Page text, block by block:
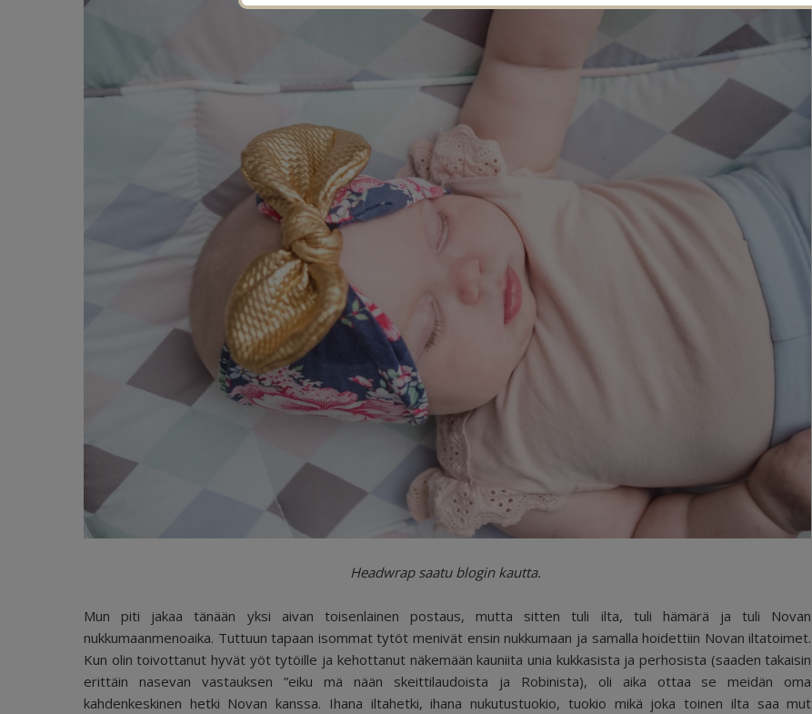
Headwrap saatu blogin kautta.
Mun piti jakaa tänään yksi aivan toisenlainen postaus, mutta sitten tuli ilta, tuli hämärä ja tuli Novan
nukkumaanmenoaika. Tuttuun tapaan isommat tytöt menivät ensin nukkumaan ja samalla hoidettiin Novan iltatoimet.
Kun olin toivottanut hyvät yöt tytöille ja kehottanut näkemään kauniita unia kukkasista ja perhosista (saaden takaisin
erittäin nasevan vastauksen ”eiku mä nään skeittilaudoista ja Robinista), oli aika ottaa se meidän oma
kahdenkeskinen hetki Novan kanssa. Ihana iltahetki, ihana nukutustuokio, tuokio mikä joka toinen ilta saa mut